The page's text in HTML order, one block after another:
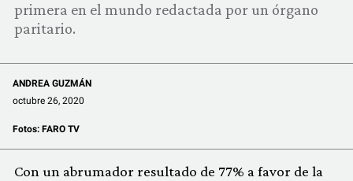
primera en el mundo redactada por un órgano
paritario.
ANDREA GUZMÁN
octubre 26, 2020
Fotos: FARO TV
Con un abrumador resultado de 77% a favor de la